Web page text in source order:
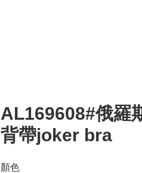
AL169608#俄羅
背帶joker bra
顏色